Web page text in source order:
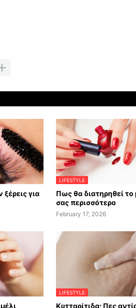
για
LIFESTYLE
Πως θα διατηρηθεί το
σας περισσότερο
February 17, 2026
LIFESTYLE
Κυτταρίτιδα; Πες